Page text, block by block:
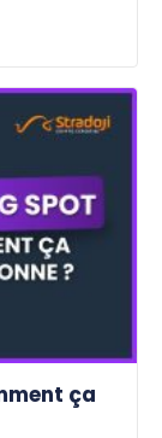
ça